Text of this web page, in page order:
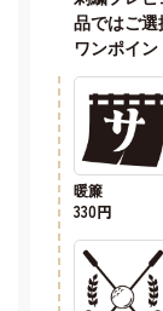
品ではご選
ワンポイン
暖簾
330円